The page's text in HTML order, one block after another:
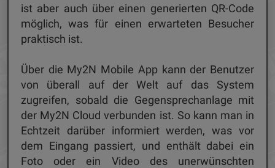
ist aber auch über einen generierten QR-Code
möglich, was für einen erwarteten Besucher
praktisch ist.
Über die My2N Mobile App kann der Benutzer
von überall auf der Welt auf das System
zugreifen, sobald die Gegensprechanlage mit
der My2N Cloud verbunden ist. So kann man in
Echtzeit darüber informiert werden, was vor
dem Eingang passiert, und enthält dabei ein
Foto oder ein Video des unerwünschten